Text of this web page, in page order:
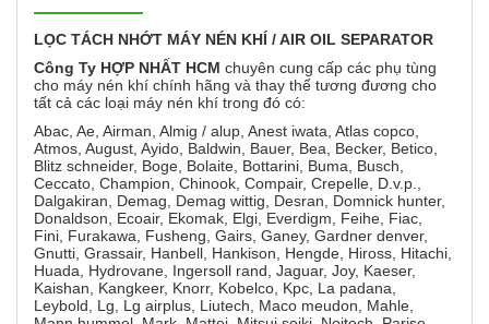
LỌC TÁCH NHỚT MÁY NÉN KHÍ / AIR OIL SEPARATOR
Công Ty HỢP NHẤT HCM chuyên cung cấp các phụ tùng
cho máy nén khí chính hãng và thay thế tương đương cho
tất cả các loại máy nén khí trong đó có:
Abac, Ae, Airman, Almig / alup, Anest iwata, Atlas copco,
Atmos, August, Ayido, Baldwin, Bauer, Bea, Becker, Betico,
Blitz schneider, Boge, Bolaite, Bottarini, Buma, Busch,
Ceccato, Champion, Chinook, Compair, Crepelle, D.v.p.,
Dalgakiran, Demag, Demag wittig, Desran, Domnick hunter,
Donaldson, Ecoair, Ekomak, Elgi, Everdigm, Feihe, Fiac,
Fini, Furakawa, Fusheng, Gairs, Ganey, Gardner denver,
Gnutti, Grassair, Hanbell, Hankison, Hengde, Hiross, Hitachi,
Huada, Hydrovane, Ingersoll rand, Jaguar, Joy, Kaeser,
Kaishan, Kangkeer, Knorr, Kobelco, Kpc, La padana,
Leybold, Lg, Lg airplus, Liutech, Maco meudon, Mahle,